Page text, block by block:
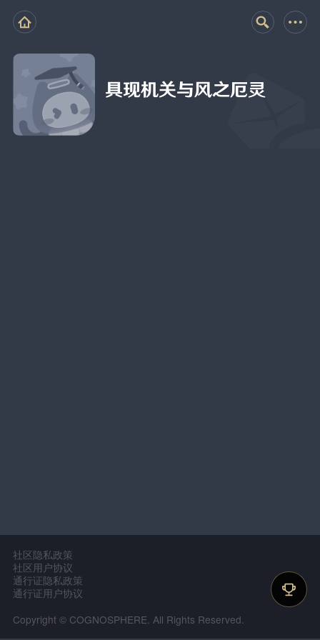
具现机关与风之厄灵
社区隐私政策
社区用户协议
通行证隐私政策
通行证用户协议
Copyright © COGNOSPHERE. All Rights Reserved.